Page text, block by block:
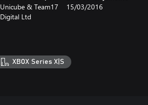
Unicube & Team17
Digital Ltd
15/03/2016
XBOX Series X|S